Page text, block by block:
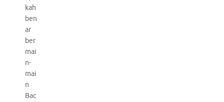
kah
ben
ar
ber
mai
n-
mai
n
Bac